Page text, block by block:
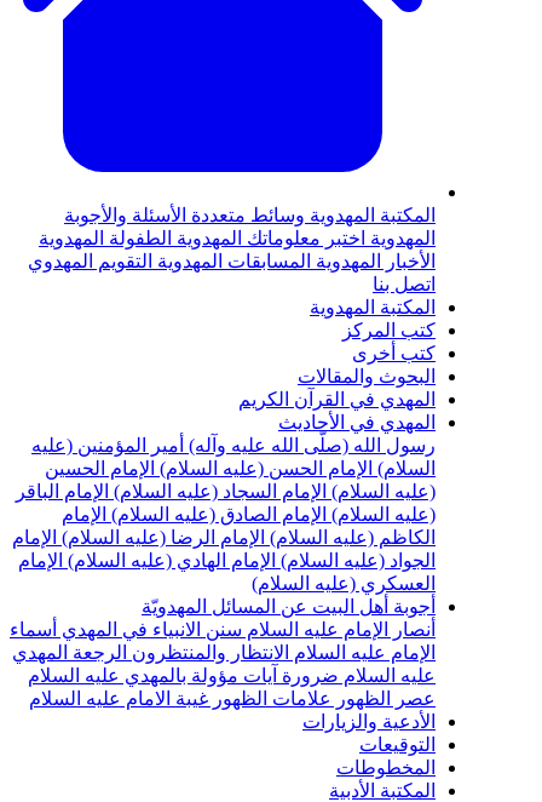
المكتبة المهدوية وسائط متعددة الأسئلة والأجوبة
المهدوية اختبر معلوماتك المهدوية الطفولة المهدوية
الأخبار المهدوية المسابقات المهدوية التقويم المهدوي
اتصل بنا
المكتبة المهدوية
كتب المركز
كتب أخرى
البحوث والمقالات
المهدي في القرآن الكريم
المهدي في الأحاديث
رسول الله (صلّى الله عليه وآله) أمير المؤمنين (عليه
السلام) الإمام الحسن (عليه السلام) الإمام الحسين
(عليه السلام) الإمام السجاد (عليه السلام) الإمام الباقر
(عليه السلام) الإمام الصادق (عليه السلام) الإمام
الكاظم (عليه السلام) الإمام الرضا (عليه السلام) الإمام
الجواد (عليه السلام) الإمام الهادي (عليه السلام) الإمام
العسكري (عليه السلام)
أجوبة أهل البيت عن المسائل المهدويّة
أنصار الإمام عليه السلام سنن الانبياء في المهدي أسماء
الإمام عليه السلام الانتظار والمنتظرون الرجعة المهدي
عليه السلام ضرورة آيات مؤولة بالمهدي عليه السلام
عصر الظهور
علامات الظهور غيبة الامام عليه السلام
الأدعية والزيارات
التوقيعات
المخطوطات
المكتبة الأدبية